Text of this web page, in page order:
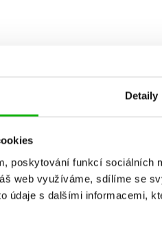
Detaily
poskytování funkcí
web využíváme, sdílíme se
údaje s dalšími informacemi,
Přihlásit
MOHLO BY VÁS